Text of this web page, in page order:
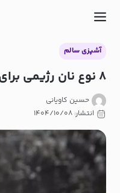
آشپزی سالم
۸ نوع نان رژیمی برای لاغری + طرز تهیه
حسین کاویانی
انتشار: ۱۴۰۴/۱۰/۰۸